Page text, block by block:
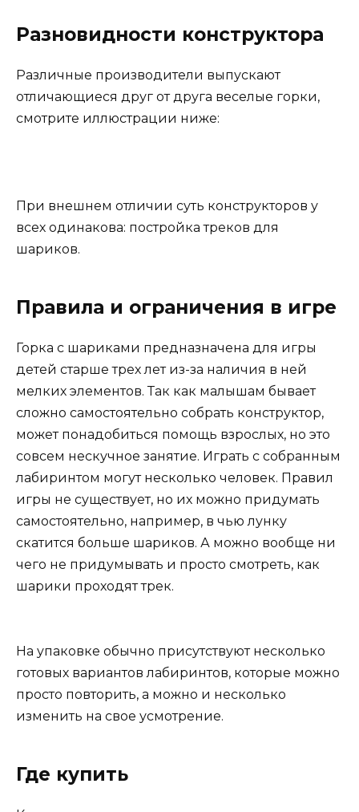
Разновидности конструктора
Различные производители выпускают
отличающиеся друг от друга веселые горки,
смотрите иллюстрации ниже:
При внешнем отличии суть конструкторов у
всех одинакова: постройка треков для
шариков.
Правила и ограничения в игре
Горка с шариками предназначена для игры
детей старше трех лет из-за наличия в ней
мелких элементов. Так как малышам бывает
сложно самостоятельно собрать конструктор,
может понадобиться помощь взрослых, но это
совсем нескучное занятие. Играть с собранным
лабиринтом могут несколько человек. Правил
игры не существует, но их можно придумать
самостоятельно, например, в чью лунку
скатится больше шариков. А можно вообще ни
чего не придумывать и просто смотреть, как
шарики проходят трек.
На упаковке обычно присутствуют несколько
готовых вариантов лабиринтов, которые можно
просто повторить, а можно и несколько
изменить на свое усмотрение.
Где купить